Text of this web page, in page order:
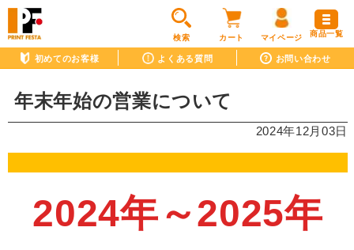
検索 カート マイページ
初めてのお客様 よくある質問 お問い合わせ
商品一覧
年末年始の営業について
2024年12月03日
2024年～2025年